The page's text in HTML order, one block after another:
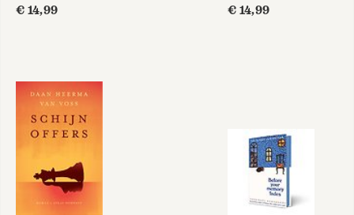
€ 14,99 € 14,99